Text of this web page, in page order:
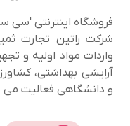
فروشگاه اینترنتی 'سی
شرکت راتین تجارت
واردات مواد اولیه و
آرایشی بهداشتی،
و دانشگاهی فعالیت می